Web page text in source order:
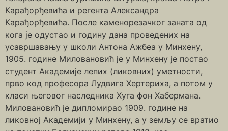
Карађорђевића и регента Александра
Карађорђевића. После каменорезачког заната од
кога је одустао и годину дана проведених на
усавршавању у школи Антона Ажбеа у Минхену,
1905. године Миловановић је у Минхену је постао
студент Академије лепих (ликовних) уметности,
прво код професора Лудвига Хертериха, а потом у
класи његовог наследника Хуга фон Хабермана.
Миловановић је дипломирао 1909. године на
ликовној Академији у Минхену, а у земљу се вратио